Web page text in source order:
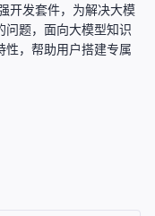
开发套件，为解决大模
问题，面向大模型知识
性，帮助用户搭建专属